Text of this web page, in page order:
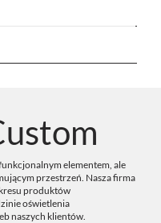
elementem, ale
przestrzeń. Nasza firma
produktów
oświetlenia
naszych klientów.